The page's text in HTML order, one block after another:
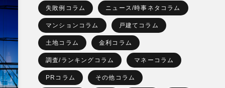
失敗例コラム ニュース/時事ネタコラム
マンションコラム 戸建てコラム
土地コラム 金利コラム
調査/ランキングコラム マネーコラム
PRコラム その他コラム